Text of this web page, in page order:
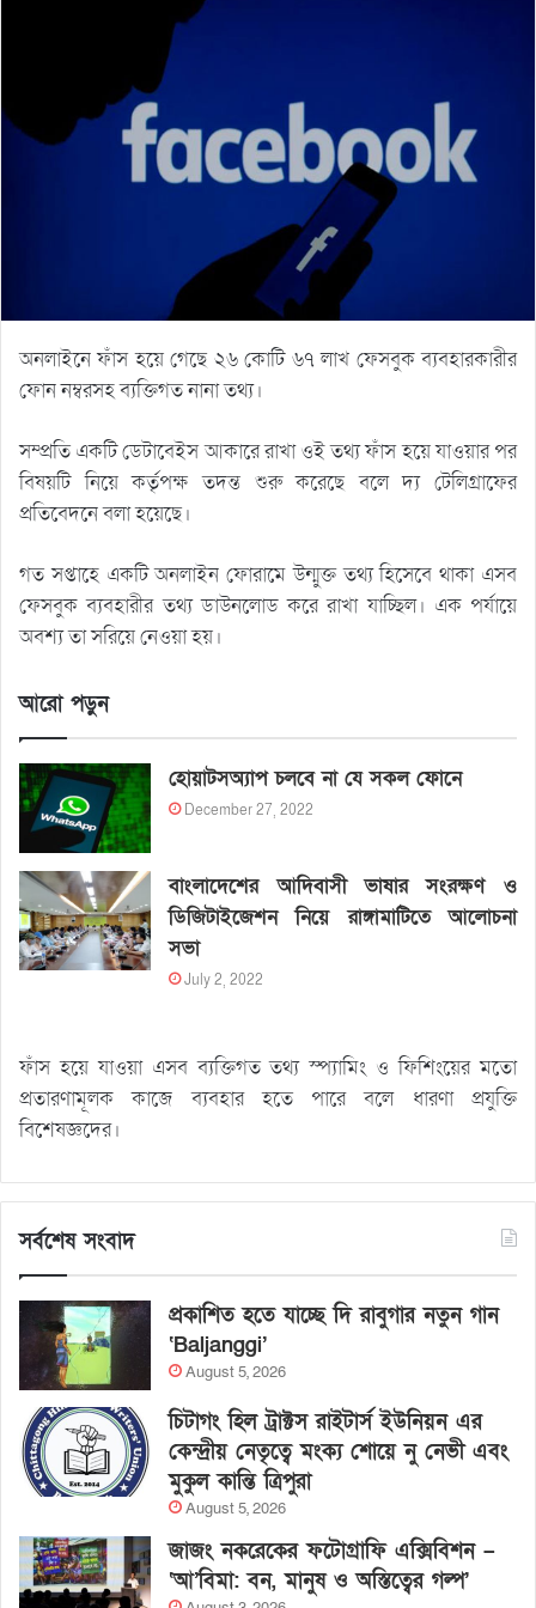
অনলাইনে ফাঁস হয়ে গেছে ২৬ কোটি ৬৭ লাখ ফেসবুক ব্যবহারকারীর
ফোন নম্বরসহ ব্যক্তিগত নানা তথ্য।
সম্প্রতি একটি ডেটাবেইস আকারে রাখা ওই তথ্য ফাঁস হয়ে যাওয়ার পর
বিষয়টি নিয়ে কর্তৃপক্ষ তদন্ত শুরু করেছে বলে দ্য টেলিগ্রাফের
প্রতিবেদনে বলা হয়েছে।
গত সপ্তাহে একটি অনলাইন ফোরামে উন্মুক্ত তথ্য হিসেবে থাকা এসব
ফেসবুক ব্যবহারীর তথ্য ডাউনলোড করে রাখা যাচ্ছিল। এক পর্যায়ে
অবশ্য তা সরিয়ে নেওয়া হয়।
আরো পড়ুন
হোয়াটসঅ্যাপ চলবে না যে সকল ফোনে
December 27, 2022
বাংলাদেশের আদিবাসী ভাষার সংরক্ষণ ও
ডিজিটাইজেশন নিয়ে রাঙ্গামাটিতে আলোচনা
সভা
July 2, 2022
ফাঁস হয়ে যাওয়া এসব ব্যক্তিগত তথ্য স্প্যামিং ও ফিশিংয়ের মতো
প্রতারণামূলক কাজে ব্যবহার হতে পারে বলে ধারণা প্রযুক্তি
বিশেষজ্ঞদের।
সর্বশেষ সংবাদ
প্রকাশিত হতে যাচ্ছে দি রাবুগার নতুন গান
‘Baljanggi’
August 5, 2026
চিটাগং হিল ট্রাক্টস রাইটার্স ইউনিয়ন এর
কেন্দ্রীয় নেতৃত্বে মংক্য শোয়ে নু নেভী এবং
মুকুল কান্তি ত্রিপুরা
August 5, 2026
জাজং নকরেকের ফটোগ্রাফি এক্সিবিশন –
‘আ’বিমা: বন, মানুষ ও অস্তিত্বের গল্প’